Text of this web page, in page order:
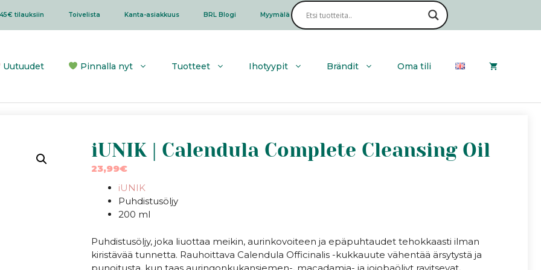
tilauksiin Toivelista Kanta-asiakkuus BRL Blogi Myymälä Haku
Uutuudet Pinnalla nyt Tuotteet Ihotyypit Brändit Oma tili
iUNIK | Calendula Complete Cleansing Oil
23,99€
iUNIK
Puhdistusöljy
200 ml
Puhdistusöljy, joka liuottaa meikin, aurinkovoiteen ja epäpuhtaudet tehokkaasti ilman
kiristävää tunnetta. Rauhoittava Calendula Officinalis -kukkauute vähentää ärsytystä ja
punoitusta, kun taas auringonkukansiemen-, macadamia- ja jojobaöljyt ravitsevat,
Calendula
Cleansing